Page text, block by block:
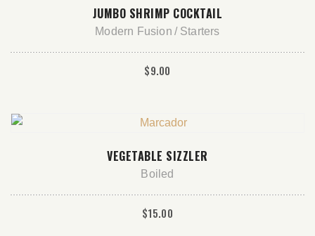
AÑADIR AL CARRITO
JUMBO SHRIMP COCKTAIL
Modern Fusion Starters
$9.00
AÑADIR AL CARRITO
VEGETABLE SIZZLER
Boiled
$15.00